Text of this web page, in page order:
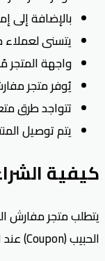
بالإضافة إلى
يتسنى لعملاء
واجهة
يُوفر متجر
تتواجد طرق
يتم توصيل
كيفية
يتطلب متجر مفارش
الحبيب (Coupon) عند التسجيل في المتجر، وتأتي خطوات الشراء على النحو التالي: